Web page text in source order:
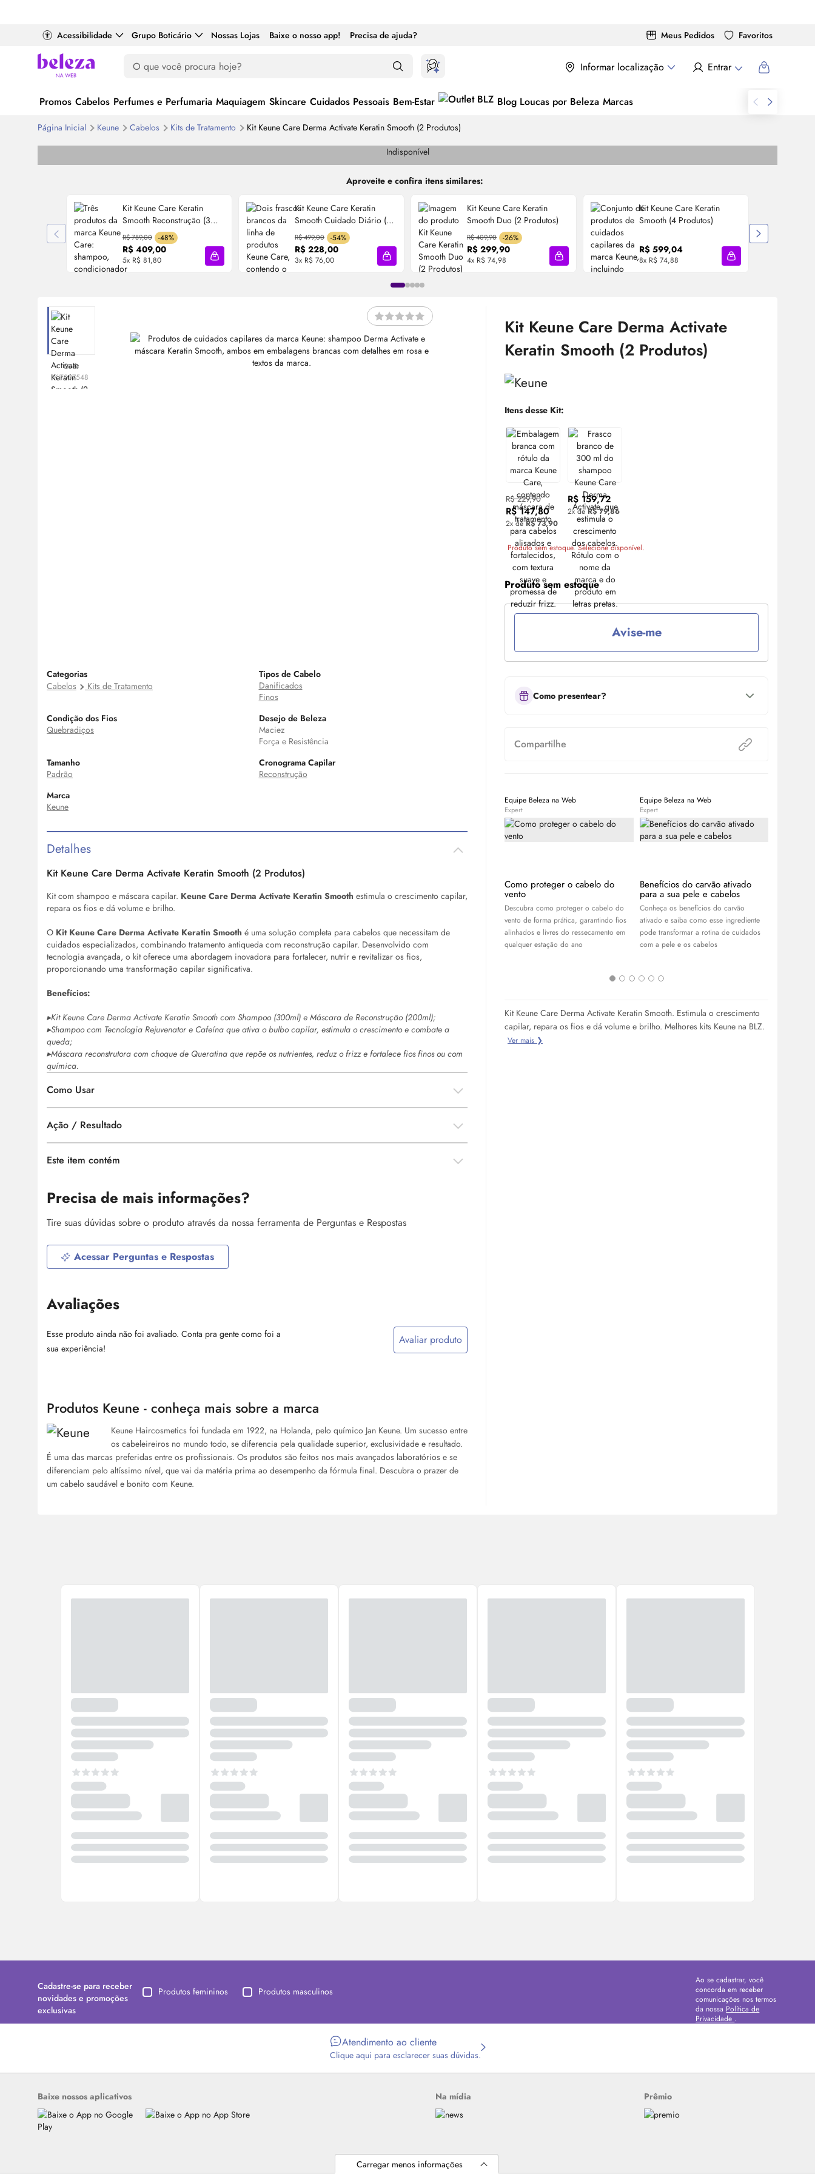
Acessibilidade Grupo Boticário Nossas Lojas Baixe o nosso app! Precisa de ajuda? Meus Pedidos Favoritos
Informar localização Entrar
Promos Cabelos Perfumes e Perfumaria Maquiagem Skincare Cuidados Pessoais Bem-Estar Blog Loucas por Beleza Marcas
Página Inicial Keune Cabelos Kits de Tratamento
Kit Keune Care Derma Activate Keratin Smooth (2 Produtos)
Indisponível
Aproveite e confira itens similares:
Kit Keune Care Keratin
Smooth Reconstrução (3
Produtos)
R$ 789,00 -48%
R$ 409,00
5x R$ 81,80 Adicionar à sacola
Kit Keune Care Keratin
Smooth Cuidado Diário (2
Produtos)
R$ 499,00 -54%
R$ 228,00
3x R$ 76,00 Adicionar à sacola
Kit Keune Care Keratin
Smooth Duo (2 Produtos)
R$ 409,90 -26%
R$ 299,90
4x R$ 74,98 Adicionar à sacola
Kit Keune Care Keratin
Smooth (4 Produtos)
R$ 599,04
8x R$ 74,88 Adicionar à sacola
Kit Keune Care Derma Activate
Keratin Smooth (2 Produtos)
Itens desse Kit:
R$ 229,90
R$ 147,80
2x deR$ 73,90
R$ 159,72
2x deR$ 79,86
Produto sem estoque. Selecione disponível.
Produto sem estoque
Avise-me
Como presentear?
Compartilhe
Equipe Beleza na Web
Expert
Como proteger o cabelo do
vento
Descubra como proteger o cabelo do
vento de forma prática, garantindo fios
alinhados e livres do ressecamento em
qualquer estação do ano
Equipe Beleza na Web
Expert
Benefícios do carvão ativado
para a sua pele e cabelos
Conheça os benefícios do carvão
ativado e saiba como esse ingrediente
pode transformar a rotina de cuidados
com a pele e os cabelos
Kit Keune Care Derma Activate Keratin Smooth. Estimula o crescimento
capilar, repara os fios e dá volume e brilho. Melhores kits Keune na BLZ.
Ver mais ❯
Cod:
KIT007548
Categorias
Cabelos
Kits de Tratamento
Tipos de Cabelo
Danificados
Finos
Condição dos Fios
Quebradiços
Desejo de Beleza
Maciez
Força e Resistência
Tamanho
Padrão
Cronograma Capilar
Reconstrução
Marca
Keune
Detalhes
Kit Keune Care Derma Activate Keratin Smooth (2 Produtos)
Kit com shampoo e máscara capilar. Keune Care Derma Activate Keratin Smooth estimula o crescimento capilar,
repara os fios e dá volume e brilho.
O Kit Keune Care Derma Activate Keratin Smooth é uma solução completa para cabelos que necessitam de
cuidados especializados, combinando tratamento antiqueda com reconstrução capilar. Desenvolvido com
tecnologia avançada, o kit oferece uma abordagem inovadora para fortalecer, nutrir e revitalizar os fios,
proporcionando uma transformação capilar significativa.
Benefícios:
▸Kit Keune Care Derma Activate Keratin Smooth com Shampoo (300ml) e Máscara de Reconstrução (200ml);
▸Shampoo com Tecnologia Rejuvenator e Cafeína que ativa o bulbo capilar, estimula o crescimento e combate a
queda;
▸Máscara reconstrutora com choque de Queratina que repõe os nutrientes, reduz o frizz e fortalece fios finos ou com
química.
Como Usar
Ação / Resultado
Este item contém
Precisa de mais informações?
Tire suas dúvidas sobre o produto através da nossa ferramenta de Perguntas e Respostas
Acessar Perguntas e Respostas
Avaliações
Esse produto ainda não foi avaliado. Conta pra gente como foi a
sua experiência!
Avaliar produto
Produtos Keune - conheça mais sobre a marca
Keune Haircosmetics foi fundada em 1922, na Holanda, pelo químico Jan Keune. Um sucesso entre
os cabeleireiros no mundo todo, se diferencia pela qualidade superior, exclusividade e resultado.
É uma das marcas preferidas entre os profissionais. Os produtos são feitos nos mais avançados laboratórios e se
diferenciam pelo altíssimo nível, que vai da matéria prima ao desempenho da fórmula final. Descubra o prazer de
um cabelo saudável e bonito com Keune.
Cadastre-se para receber
novidades e promoções
exclusivas
Produtos femininos Produtos masculinos
Ao se cadastrar, você
concorda em receber
comunicações nos termos
da nossa Política de
Privacidade .
Atendimento ao cliente
Clique aqui para esclarecer suas dúvidas.
Baixe nossos aplicativos Na mídia Prêmio
Carregar menos informações